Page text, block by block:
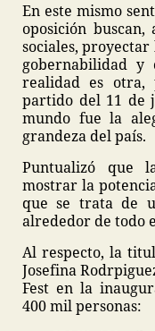
En este mismo
oposición
sociales, proyectar
gobernabilidad y
realidad es otra,
partido del 11 de
mundo fue la
grandeza del país.
Puntualizó que
mostrar la
que se trata de
alrededor de todo
Al respecto, la
Josefina
Fest en la
400 mil personas: